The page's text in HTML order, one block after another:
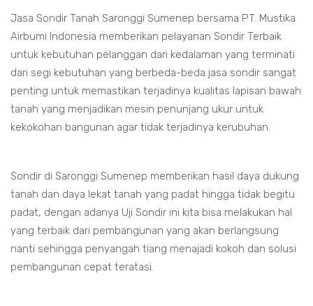
Jasa Sondir Tanah Saronggi Sumenep bersama PT. Mustika
Airbumi Indonesia memberikan pelayanan Sondir Terbaik
untuk kebutuhan pelanggan dari kedalaman yang terminati
dari segi kebutuhan yang berbeda-beda jasa sondir sangat
penting untuk memastikan terjadinya kualitas lapisan bawah
tanah yang menjadikan mesin penunjang ukur untuk
kekokohan bangunan agar tidak terjadinya kerubuhan.
Sondir di Saronggi Sumenep memberikan hasil daya dukung
tanah dan daya lekat tanah yang padat hingga tidak begitu
padat, dengan adanya Uji Sondir ini kita bisa melakukan hal
yang terbaik dari pembangunan yang akan berlangsung
nanti sehingga penyangah tiang menajadi kokoh dan solusi
pembangunan cepat teratasi.